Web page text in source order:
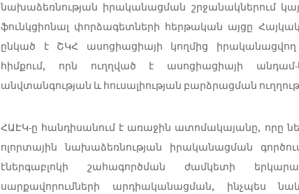
նախաձեռնության իրականացման շրջանակներում
ֆունկցիոնալ փորձագետների հերթական այցը
ընկած է ՇԿՀ ասոցիացիայի կողմից իրականացվող
հիմքում, որն ուղղված է ասոցիացիայի անդամ-
անվտանգության և հուսալիության բարձրացման
ՀԱԷԿ-ը հանդիսանում է առաջին ատոմակայանը, որը
ոլորտային նախաձեռնության իրականացման
էներգաբլոկի շահագործման ժամկետի
սարքավորումների արդիականացման, ինչպես